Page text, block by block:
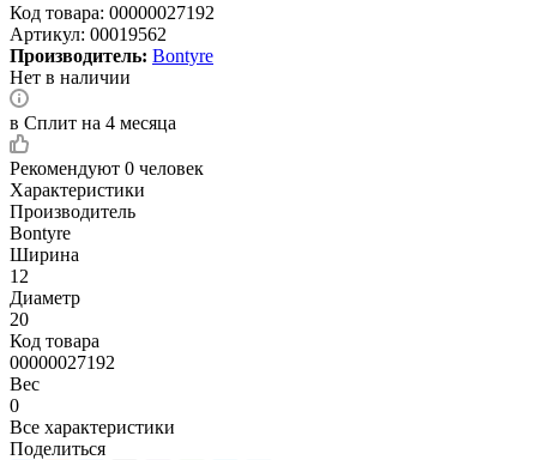
Код товара: 00000027192
Артикул: 00019562
Производитель: Bontyre
Нет в наличии
в Сплит на 4 месяца
Рекомендуют 0 человек
Характеристики
Производитель
Bontyre
Ширина
12
Диаметр
20
Код товара
00000027192
Вес
0
Все характеристики
Поделиться